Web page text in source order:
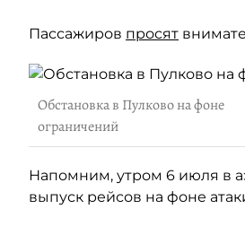
Пассажиров просят
Обстановка в Пулково на фоне
ограничений
Напомним, утром 6 июля в
выпуск рейсов на фоне